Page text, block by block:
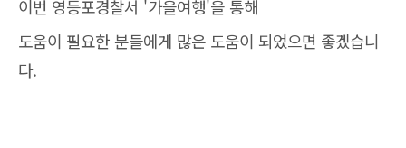
이번 영등포경찰서 '가을여행'을 통해
도움이 필요한 분들에게 많은 도움이 되었으면 좋겠습니
다.